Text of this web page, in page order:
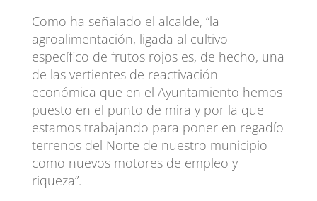
Como ha señalado el alcalde, “la
agroalimentación, ligada al cultivo
específico de frutos rojos es, de hecho, una
de las vertientes de reactivación
económica que en el Ayuntamiento hemos
puesto en el punto de mira y por la que
estamos trabajando para poner en regadío
terrenos del Norte de nuestro municipio
como nuevos motores de empleo y
riqueza”.